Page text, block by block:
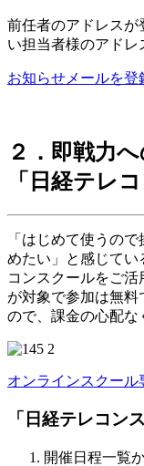
前任者のアドレスが
い担当者様のアドレ
お知らせメールを登
２．即戦力
「日経テレ
「はじめて使うの
めたい」と感じてい
コンスクールをご
が対象で参加は無
ので、課金の心配な
オンラインスクール
「日経テレコン
開催日程一覧